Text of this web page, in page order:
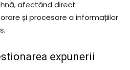
afectând direct
și procesare a informațiilor
expunerii